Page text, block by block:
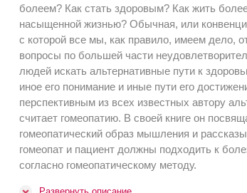
болеем? Как стать здоровым? Как жить
насыщенной жизнью? Обычная, или
с которой все мы, как правило, имеем дело,
вопросы по большей части
людей искать альтернативные пути к
иное его понимание и иные пути его
перспективным из всех известных автору
считает гомеопатию. В своей книге он
гомеопатический образ мышления и
гомеопат и пациент должны подходить к
согласно гомеопатическому методу.